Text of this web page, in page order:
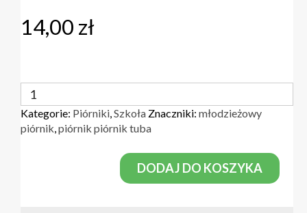
14,00 zł
ilość
PIÓRNIK
piórniki
szkolny
Kategorie: Piórniki Szkoła Znaczniki: młodzieżowy
piórnik piórnik piórnik tuba
DODAJ DO KOSZYKA